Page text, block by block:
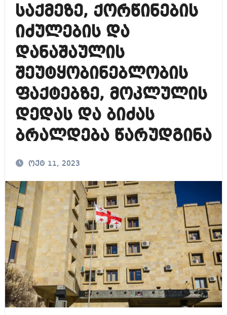
საქმეზე, ქორწინების
იძულების და
დანაშაულის
შეუტყობინებლობის
ფაქტებზე, მოკლულის
დედას და ბიძას
ბრალდება წარუდგინა
ოქტ 11, 2023